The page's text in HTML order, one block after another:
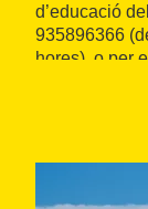
d’educació
935896366
hores), o per